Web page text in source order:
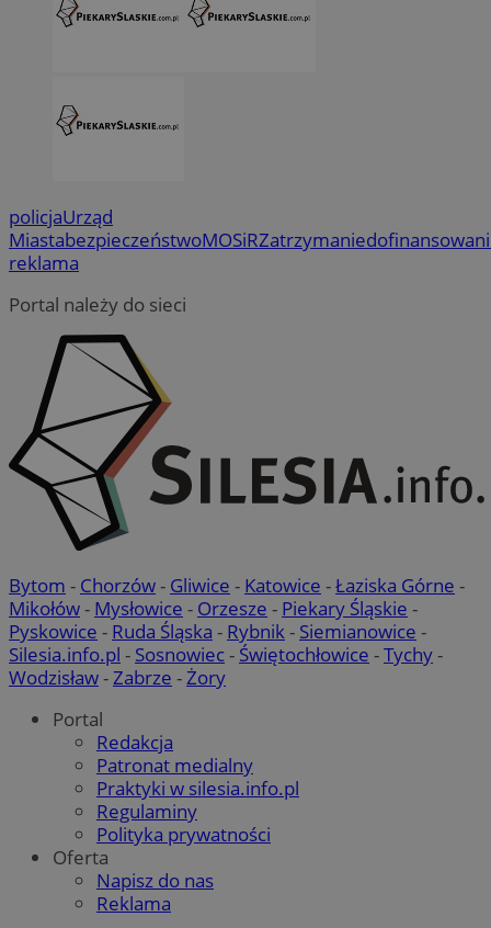
policjaUrząd
MiastabezpieczeństwoMOSiRZatrzymanie
reklama
Portal należy do sieci
Bytom - Chorzów- Gliwice - Katowice -Łaziska Górne -
Mikołów- Mysłowice - Orzesze - Piekary Śląskie -
Pyskowice - Ruda Śląska - Rybnik- Siemianowice -
Silesia.info.pl - Sosnowiec- Świętochłowice -Tychy-
Wodzisław-Zabrze -Żory
Portal
Redakcja
Patronat medialny
Praktyki w silesia.info.pl
Regulaminy
Polityka prywatności
Oferta
Napisz do nas
Reklama